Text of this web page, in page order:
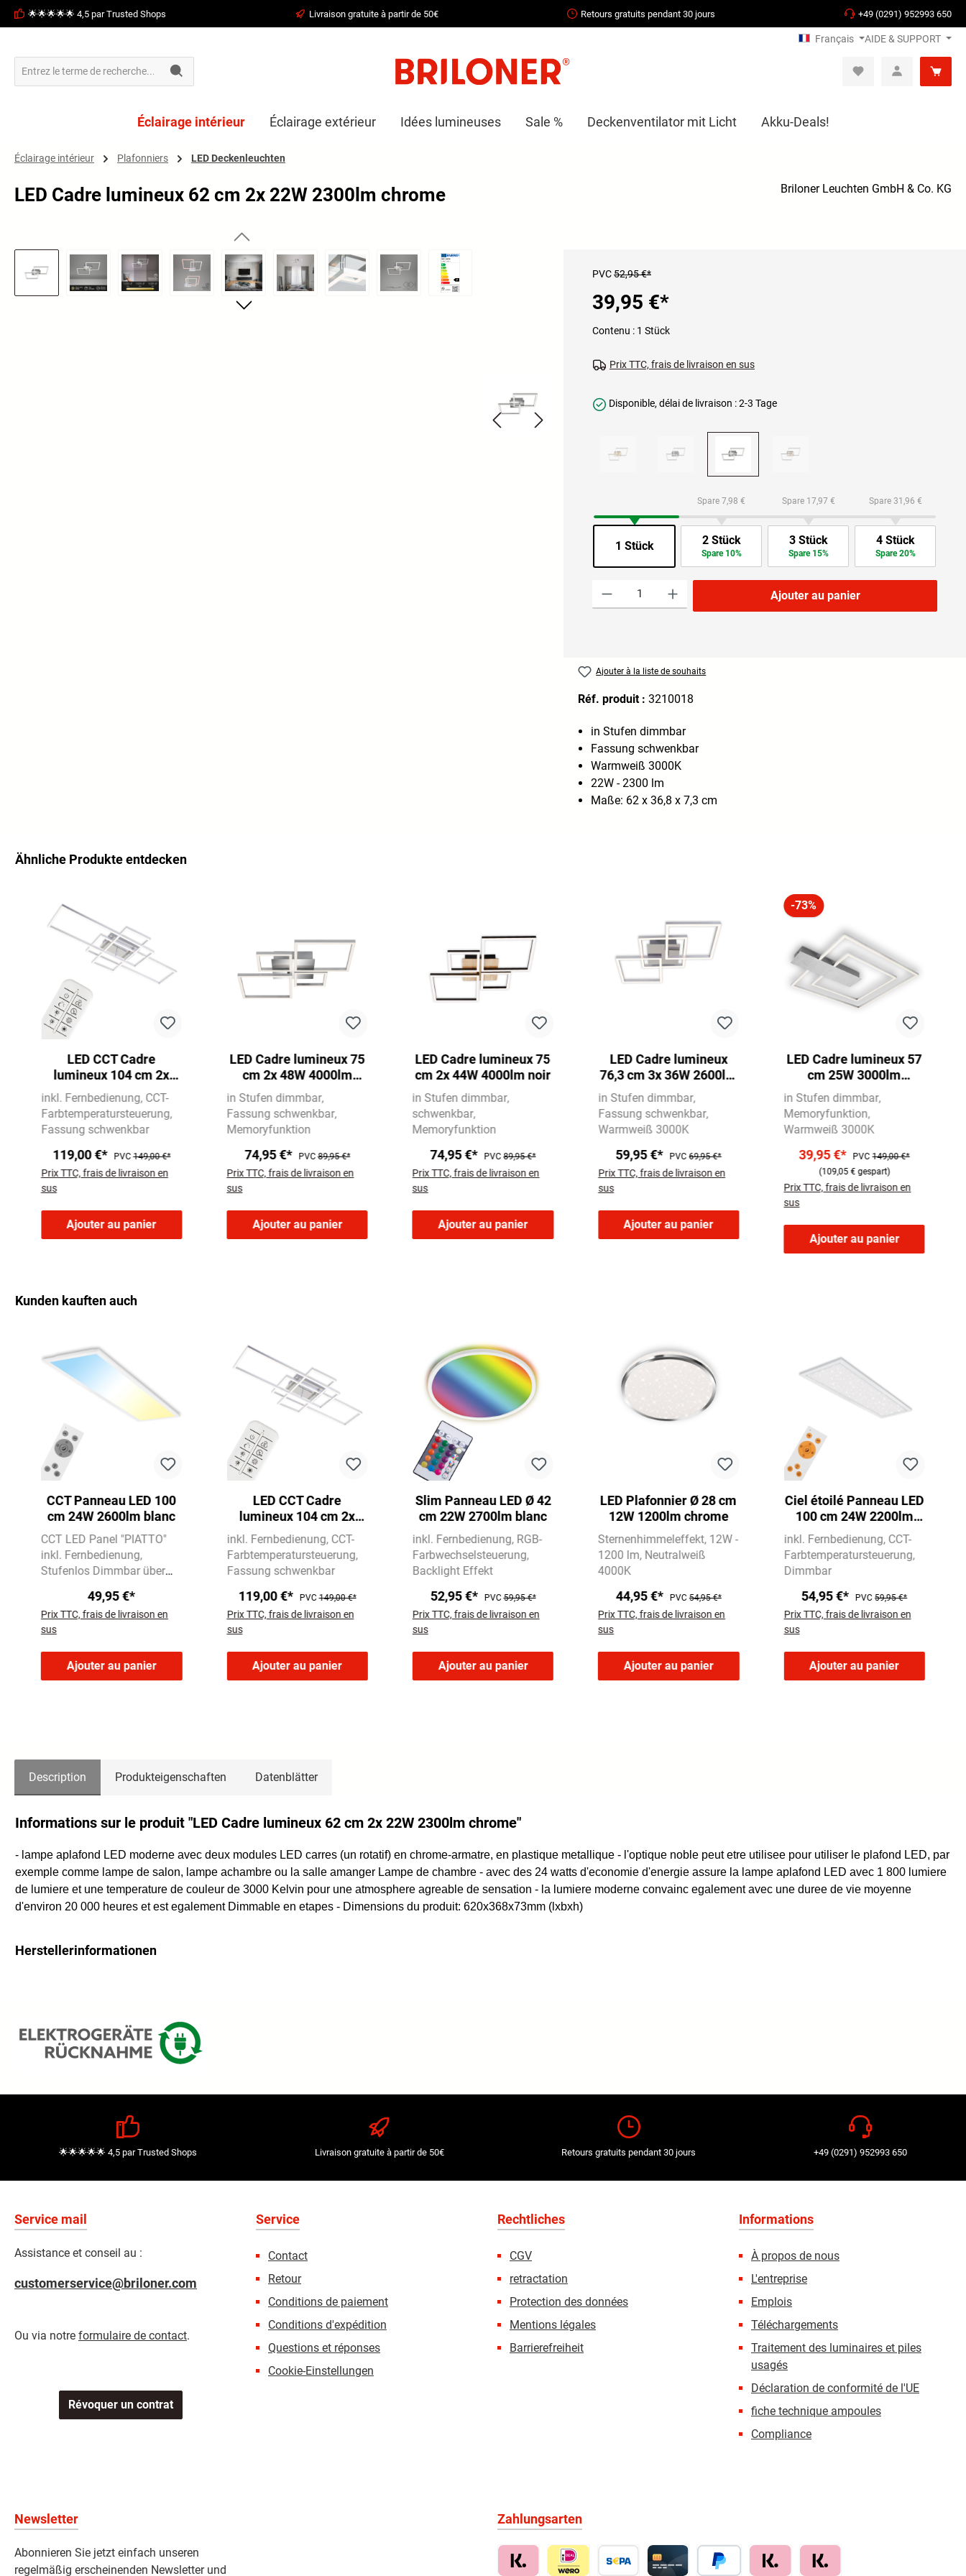
Passer à la navigation principale
🌟🌟🌟🌟🌟 4,5 par Trusted Shops Livraison gratuite à partir de 50€ Retours gratuits pendant 30 jours +49 (0291) 952993 650
Français AIDE & SUPPORT
Éclairage intérieur Éclairage extérieur Idées lumineuses Sale % Deckenventilator mit Licht Akku-Deals!
Éclairage intérieur Plafonniers LED Deckenleuchten
LED Cadre lumineux 62 cm 2x 22W 2300lm chrome Briloner Leuchten GmbH & Co. KG
Ignorer la galerie d'images
PVC52,95 €*
39,95 €*
Contenu : 1 Stück
Prix TTC, frais de livraison en sus
Disponible, délai de livraison : 2-3 Tage
1 Stück
Spare 7,98 €
2 Stück
Spare 10%
Spare 17,97 €
3 Stück
Spare 15%
Spare 31,96 €
4 Stück
Spare 20%
Ajouter au panier
Ajouter à la liste de souhaits
Réf. produit : 3210018
in Stufen dimmbar
Fassung schwenkbar
Warmweiß 3000K
22W - 2300 lm
Maße: 62 x 36,8 x 7,3 cm
Ähnliche Produkte entdecken
LED CCT Cadre
lumineux 104 cm 2x
19W 2500lm chrome
inkl. Fernbedienung CCT-
Farbtemperatursteuerung
Fassung schwenkbar
119,00 €* PVC149,00 €*
Prix TTC, frais de livraison en
sus
Ajouter au panier
LED Cadre lumineux 75
cm 2x 48W 4000lm
chrome
in Stufen dimmbar
Fassung schwenkbar
Memoryfunktion
74,95 €* PVC89,95 €*
Prix TTC, frais de livraison en
sus
Ajouter au panier
LED Cadre lumineux 75
cm 2x 44W 4000lm noir
in Stufen dimmbar
schwenkbar
Memoryfunktion
74,95 €* PVC89,95 €*
Prix TTC, frais de livraison en
sus
Ajouter au panier
LED Cadre lumineux
76,3 cm 3x 36W 2600lm
chrome
in Stufen dimmbar
Fassung schwenkbar
Warmweiß 3000K
59,95 €* PVC69,95 €*
Prix TTC, frais de livraison en
sus
Ajouter au panier
-73%
LED Cadre lumineux 57
cm 25W 3000lm
aluminium
in Stufen dimmbar
Memoryfunktion
Warmweiß 3000K
39,95 €* PVC149,00 €*
(109,05 € gespart)
Prix TTC, frais de livraison en
sus
Ajouter au panier
Kunden kauften auch
CCT Panneau LED 100
cm 24W 2600lm blanc
CCT LED Panel "PIATTO"
inkl. Fernbedienung
Stufenlos Dimmbar über
Farbtemperatursteuerung
3.000-6.500 Kelvin
49,95 €*
Prix TTC, frais de livraison en
sus
Ajouter au panier
LED CCT Cadre
lumineux 104 cm 2x
19W 2500lm chrome
inkl. Fernbedienung CCT-
Farbtemperatursteuerung
Fassung schwenkbar
119,00 €* PVC149,00 €*
Prix TTC, frais de livraison en
sus
Ajouter au panier
Slim Panneau LED Ø 42
cm 22W 2700lm blanc
inkl. Fernbedienung RGB-
Farbwechselsteuerung
Backlight Effekt
52,95 €* PVC59,95 €*
Prix TTC, frais de livraison en
sus
Ajouter au panier
LED Plafonnier Ø 28 cm
12W 1200lm chrome
Sternenhimmeleffekt 12W -
1200 lm Neutralweiß
4000K
44,95 €* PVC54,95 €*
Prix TTC, frais de livraison en
sus
Ajouter au panier
Ciel étoilé Panneau LED
100 cm 24W 2200lm
blanc
inkl. Fernbedienung CCT-
Farbtemperatursteuerung
Dimmbar
54,95 €* PVC59,95 €*
Prix TTC, frais de livraison en
sus
Ajouter au panier
Description Produkteigenschaften Datenblätter
Informations sur le produit "LED Cadre lumineux 62 cm 2x 22W 2300lm chrome"
- lampe aplafond LED moderne avec deux modules LED carres (un rotatif) en chrome-armatre, en plastique metallique - l'optique noble peut etre utilisee pour utiliser le plafond LED, par
exemple comme lampe de salon, lampe achambre ou la salle amanger Lampe de chambre - avec des 24 watts d'economie d'energie assure la lampe aplafond LED avec 1 800 lumiere
de lumiere et une temperature de couleur de 3000 Kelvin pour une atmosphere agreable de sensation - la lumiere moderne convainc egalement avec une duree de vie moyenne
d'environ 20 000 heures et est egalement Dimmable en etapes - Dimensions du produit: 620x368x73mm (lxbxh)
Herstellerinformationen
🌟🌟🌟🌟🌟 4,5 par Trusted Shops Livraison gratuite à partir de 50€ Retours gratuits pendant 30 jours +49 (0291) 952993 650
Service mail
Assistance et conseil au :
customerservice@briloner.com
Ou via notre formulaire de contact.
Révoquer un contrat
Service
Contact
Retour
Conditions de paiement
Conditions d'expédition
Questions et réponses
Cookie-Einstellungen
Rechtliches
CGV
retractation
Protection des données
Mentions légales
Barrierefreiheit
Informations
À propos de nous
L'entreprise
Emplois
Téléchargements
Traitement des luminaires et piles
usagés
Déclaration de conformité de l'UE
fiche technique ampoules
Compliance
Newsletter
Abonnieren Sie jetzt einfach unseren
regelmäßig erscheinenden Newsletter und
Zahlungsarten